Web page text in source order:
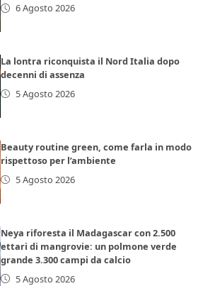
6 Agosto 2026
La lontra riconquista il Nord Italia dopo
decenni di assenza
5 Agosto 2026
Beauty routine green, come farla in modo
rispettoso per l’ambiente
5 Agosto 2026
Neya riforesta il Madagascar con 2.500
ettari di mangrovie: un polmone verde
grande 3.300 campi da calcio
5 Agosto 2026